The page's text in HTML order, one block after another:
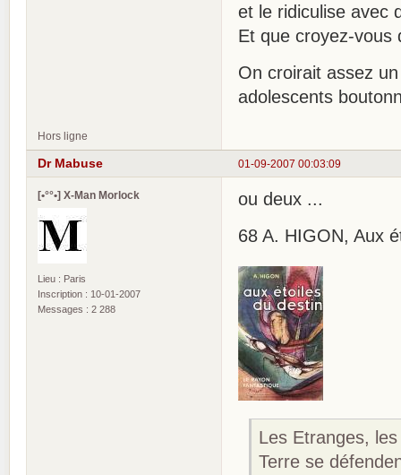
et le ridiculise avec
Et que croyez-vous
On croirait assez
adolescents
Hors ligne
01-09-2007 00:03:09
Dr Mabuse
[•°°•] X-Man Morlock
Lieu : Paris
Inscription : 10-01-2007
Messages : 2 288
ou deux ...
68 A. HIGON, Aux
Les Etranges,
Terre se